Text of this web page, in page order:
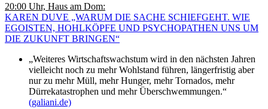
20:00 Uhr, Haus am Dom:
KAREN DUVE „WARUM DIE SACHE SCHIEFGEHT. WIE
EGOISTEN, HOHLKÖPFE UND PSYCHOPATHEN UNS UM
DIE ZUKUNFT BRINGEN“
„Weiteres Wirtschaftswachstum wird in den nächsten Jahren
vielleicht noch zu mehr Wohlstand führen, längerfristig aber
nur zu mehr Müll, mehr Hunger, mehr Tornados, mehr
Dürrekatastrophen und mehr Überschwemmungen.“
(galiani.de)